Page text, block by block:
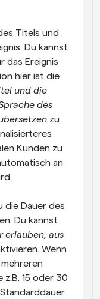
Titels und
Du kannst
das Ereignis
hier ist die
und die
des
zu
Kunden zu
an
die Dauer des
Du kannst
erlauben, aus
Wenn
z.B. 15 oder 30